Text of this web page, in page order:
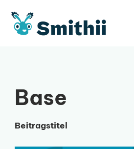
Inhalt
springen
Base
Beitragstitel